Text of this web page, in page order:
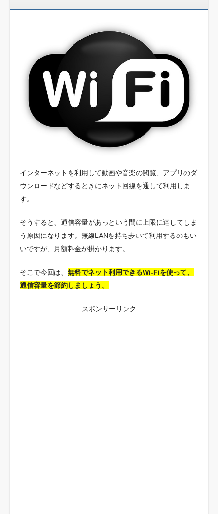
インターネットを利用して動画や音楽の閲覧、アプリのダ
ウンロードなどするときにネット回線を通して利用しま
す。
そうすると、通信容量があっという間に上限に達してしま
う原因になります。無線LANを持ち歩いて利用するのもい
いですが、月額料金が掛かります。
そこで今回は、 無料でネット利用できるWi-Fiを使って、
通信容量を節約しましょう。
スポンサーリンク